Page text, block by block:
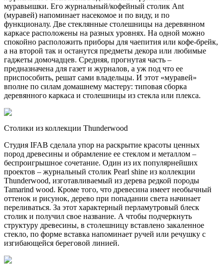
муравьишки. Его журнальный/кофейный столик Ant
(муравей) напоминает насекомое и по виду, и по
функционалу. Две стеклянные столешницы на деревянном
каркасе расположены на разных уровнях. На одной можно
спокойно расположить приборы для чаепития или кофе-брейк,
а на второй так и останутся предметы декора или любимые
гаджеты домочадцев. Средняя, прогнутая часть –
предназначена для газет и журналов, а уж под что ее
приспособить, решат сами владельцы. И этот «муравей»
вполне по силам домашнему мастеру: типовая сборка
деревянного каркаса и столешницы из стекла или плекса.
Столики из коллекции Thunderwood
Студия IFAB сделала упор на раскрытие красоты ценных
пород древесины и обрамление ее стеклом и металлом –
беспроигрышное сочетание. Один из их популярнейших
проектов – журнальный столик Pearl shine из коллекции
Thunderwood, изготавливаемый из дерева редкой породы
Tamarind wood. Кроме того, что древесина имеет необычный
оттенок и рисунок, дерево при попадании света начинает
переливаться. За этот характерный перламутровый блеск
столик и получил свое название. А чтобы подчеркнуть
структуру древесины, в столешницу вставлено закаленное
стекло, по форме вставка напоминает ручей или речушку с
изгибающейся береговой линией.